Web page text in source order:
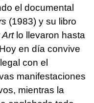
el documental
(1983) y su libro
lo llevaron hasta
en día convive
con el
manifestaciones
mientras la